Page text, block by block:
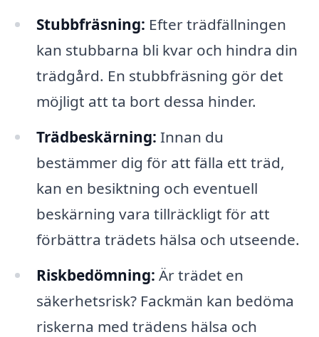
Stubbfräsning: Efter trädfällningen
kan stubbarna bli kvar och hindra din
trädgård. En stubbfräsning gör det
möjligt att ta bort dessa hinder.
Trädbeskärning: Innan du
bestämmer dig för att fälla ett träd,
kan en besiktning och eventuell
beskärning vara tillräckligt för att
förbättra trädets hälsa och utseende.
Riskbedömning: Är trädet en
säkerhetsrisk? Fackmän kan bedöma
riskerna med trädens hälsa och